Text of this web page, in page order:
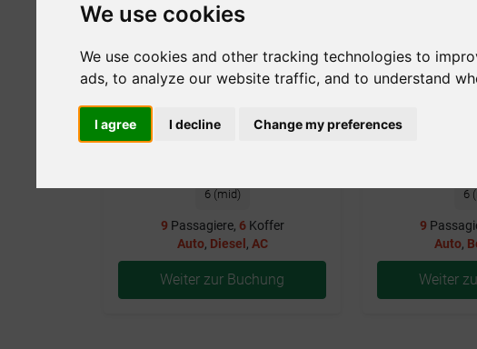
Diesel
6 (mid)
9 Passagiere, 6Koffer
Auto, Diesel , AC
Weiter zur Buchung
6
9
Auto,
Weiter
We use cookies
We use cookies and other tracking technologies to
ads, to analyze our website traffic, and to understand
I agree I decline Change my preferences